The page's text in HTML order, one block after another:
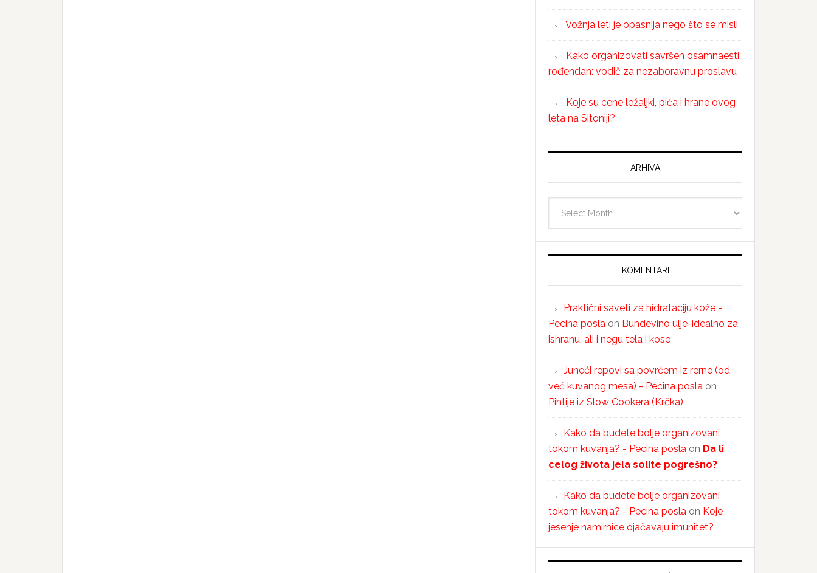
Vožnja leti je opasnija nego što se misli
Kako organizovati savršen osamnaesti
rođendan: vodič za nezaboravnu proslavu
Koje su cene ležaljki, pića i hrane ovog
leta na Sitoniji?
ARHIVA
KOMENTARI
Praktični saveti za hidrataciju kože -
Pecina posla on Bundevino ulje-idealno za
ishranu, ali i negu tela i kose
Juneći repovi sa povrćem iz rerne (od
već kuvanog mesa) - Pecina posla on
Pihtije iz Slow Cookera (Krčka)
Kako da budete bolje organizovani
tokom kuvanja? - Pecina posla on Da li
celog života jela solite pogrešno?
Kako da budete bolje organizovani
tokom kuvanja? - Pecina posla on Koje
jesenje namirnice ojačavaju imunitet?